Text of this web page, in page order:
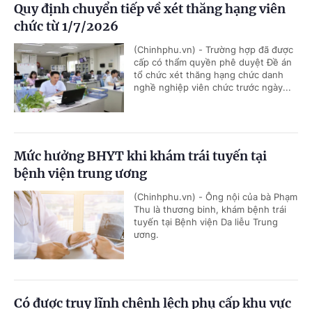
Quy định chuyển tiếp về xét thăng hạng viên
chức từ 1/7/2026
(Chinhphu.vn) - Trường hợp đã được
cấp có thẩm quyền phê duyệt Đề án
tổ chức xét thăng hạng chức danh
nghề nghiệp viên chức trước ngày...
Mức hưởng BHYT khi khám trái tuyến tại
bệnh viện trung ương
(Chinhphu.vn) - Ông nội của bà Phạm
Thu là thương binh, khám bệnh trái
tuyến tại Bệnh viện Da liễu Trung
ương.
Có được truy lĩnh chênh lệch phụ cấp khu vực